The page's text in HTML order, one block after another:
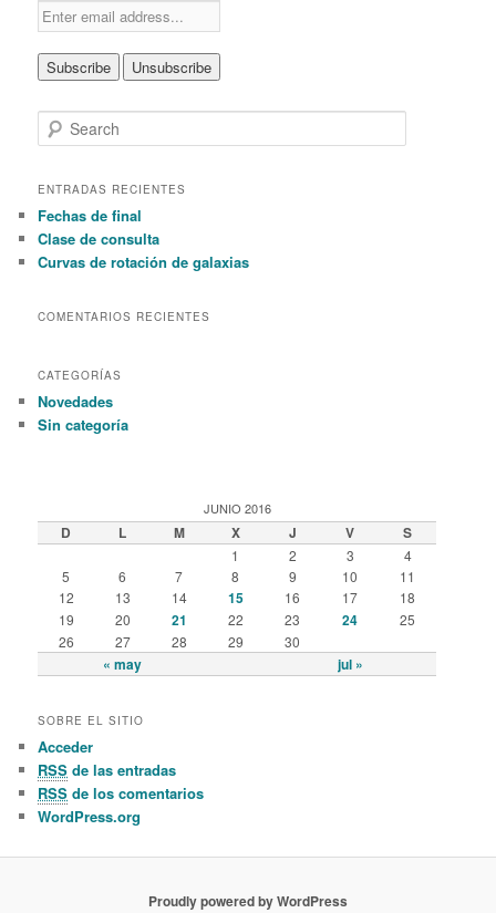
e
r
h
ENTRADAS RECIENTES
Fechas de final
Clase de consulta
Curvas de rotación de galaxias
COMENTARIOS RECIENTES
CATEGORÍAS
Novedades
Sin categoría
JUNIO 2016
D L M X J V S
« may jul »
1 2 3
4
5
6 7 8 9 10
11
12
13 14 15 16 17
18
19
20 21 22 23 24
25
26
27 28 29 30
SOBRE EL SITIO
Acceder
RSS de las entradas
RSS de los comentarios
WordPress.org
Proudly powered by WordPress